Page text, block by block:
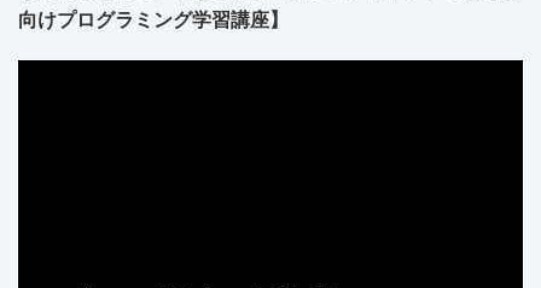
向けプログラミング学習講座】